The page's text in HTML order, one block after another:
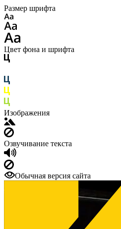
Размер шрифта
Цвет фона и шрифта
Изображения
Озвучивание текста
Обычная версия сайта